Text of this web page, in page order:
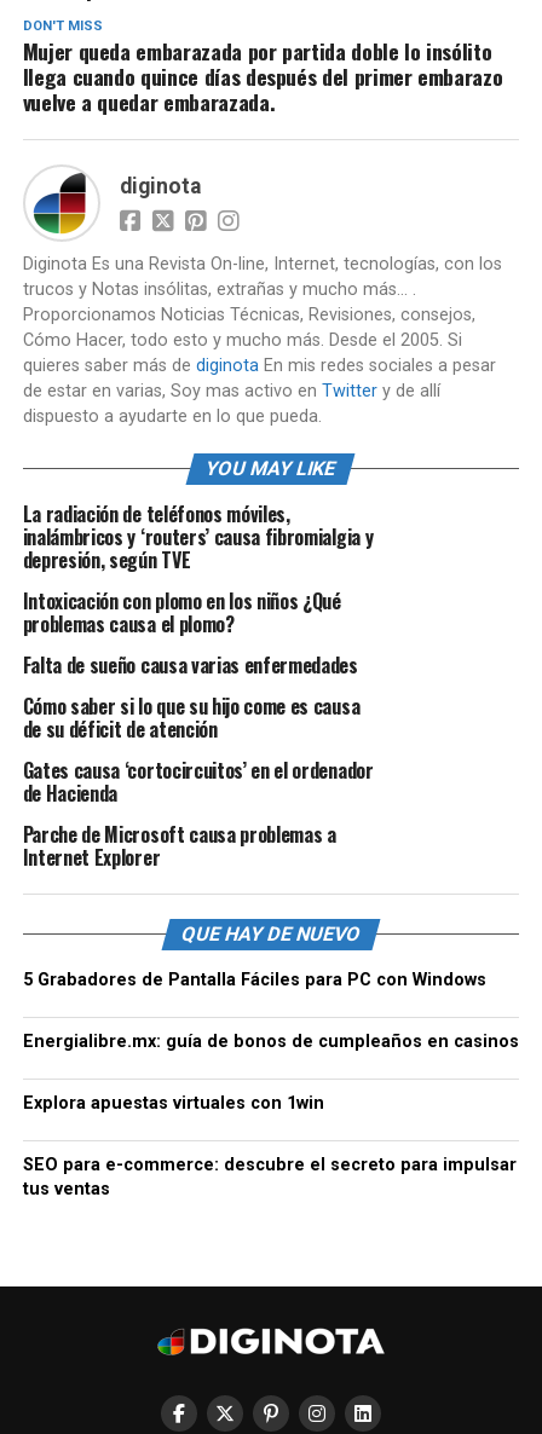
DON'T MISS
Mujer queda embarazada por partida doble lo insólito
llega cuando quince días después del primer embarazo
vuelve a quedar embarazada.
diginota
Diginota Es una Revista On-line, Internet, tecnologías, con los
trucos y Notas insólitas, extrañas y mucho más... .
Proporcionamos Noticias Técnicas, Revisiones, consejos,
Cómo Hacer, todo esto y mucho más. Desde el 2005. Si
quieres saber más de diginotaEn mis redes sociales a pesar
de estar en varias, Soy mas activo en Twittery de allí
dispuesto a ayudarte en lo que pueda.
YOU MAY LIKE
La radiación de teléfonos móviles,
inalámbricos y ‘routers’ causa fibromialgia y
depresión, según TVE
Intoxicación con plomo en los niños ¿Qué
problemas causa el plomo?
Falta de sueño causa varias enfermedades
Cómo saber si lo que su hijo come es causa
de su déficit de atención
Gates causa ‘cortocircuitos’ en el ordenador
de Hacienda
Parche de Microsoft causa problemas a
Internet Explorer
QUE HAY DE NUEVO
5 Grabadores de Pantalla Fáciles para PC con Windows
Energialibre.mx: guía de bonos de cumpleaños en casinos
Explora apuestas virtuales con 1win
SEO para e-commerce: descubre el secreto para impulsar
tus ventas